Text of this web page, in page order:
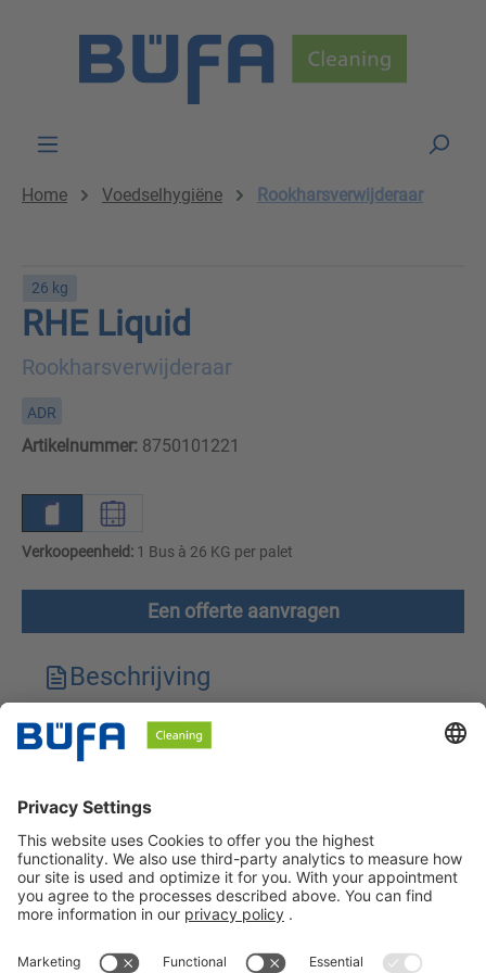
Home Voedselhygiëne Rookharsverwijderaar
26 kg
RHE Liquid
Rookharsverwijderaar
ADR
Artikelnummer: 8750101221
Verkoopeenheid: 1 Bus à 26 KG per palet
Een offerte aanvragen
Beschrijving
Technische kenmerken
Veiligheidsinstructies